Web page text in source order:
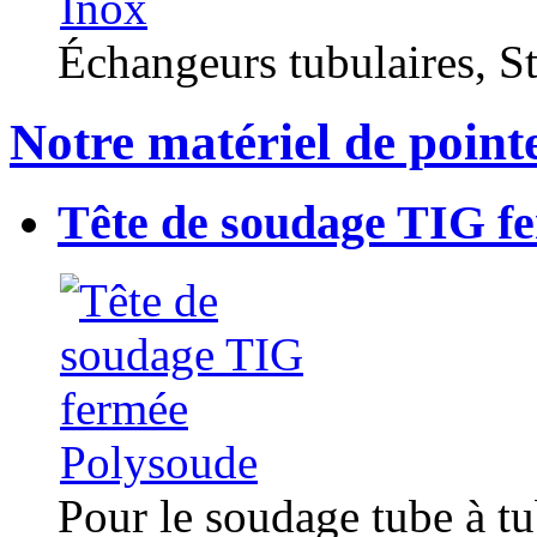
Échangeurs tubulaires,
Notre matériel de
Tête de soudage TIG
Pour le soudage tube à